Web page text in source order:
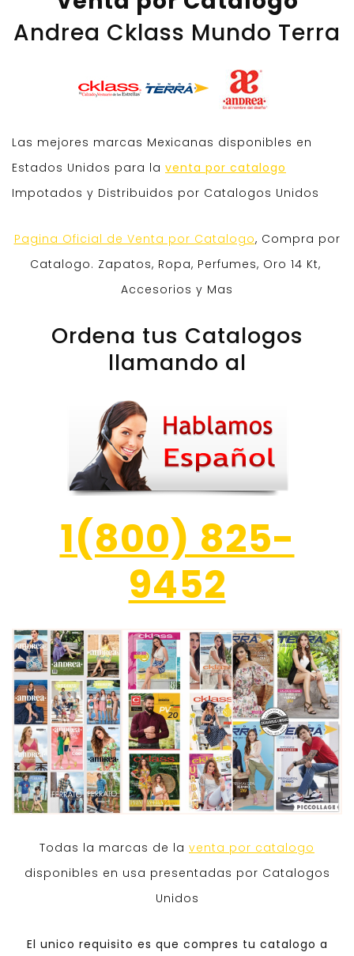
Andrea Cklass Mundo Terra
Las mejores marcas Mexicanas disponibles en
Estados Unidos para la venta por catalogo
Impotados y Distribuidos por Catalogos Unidos
Pagina Oficial de Venta por Catalogo, Compra por
Catalogo. Zapatos, Ropa, Perfumes, Oro 14 Kt,
Accesorios y Mas
Ordena tus Catalogos
llamando al
1(800) 825-
9452
Todas la marcas de la venta por catalogo
disponibles en usa presentadas por Catalogos
Unidos
El unico requisito es que compres tu catalogo a